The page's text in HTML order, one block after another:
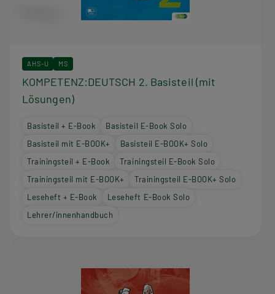
AHS-U MS
KOMPETENZ:DEUTSCH 2. Basisteil (mit
Lösungen)
Basisteil + E-Book
Basisteil E-Book Solo
Basisteil mit E-BOOK+
Basisteil E-BOOK+ Solo
Trainingsteil + E-Book
Trainingsteil E-Book Solo
Trainingsteil mit E-BOOK+
Trainingsteil E-BOOK+ Solo
Leseheft + E-Book
Leseheft E-Book Solo
Lehrer/innenhandbuch